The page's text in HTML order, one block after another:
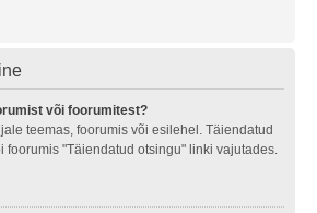
või foorumitest?
teemas, foorumis või esilehel. Täiendatud
foorumis "Täiendatud otsingu" linki vajutades.